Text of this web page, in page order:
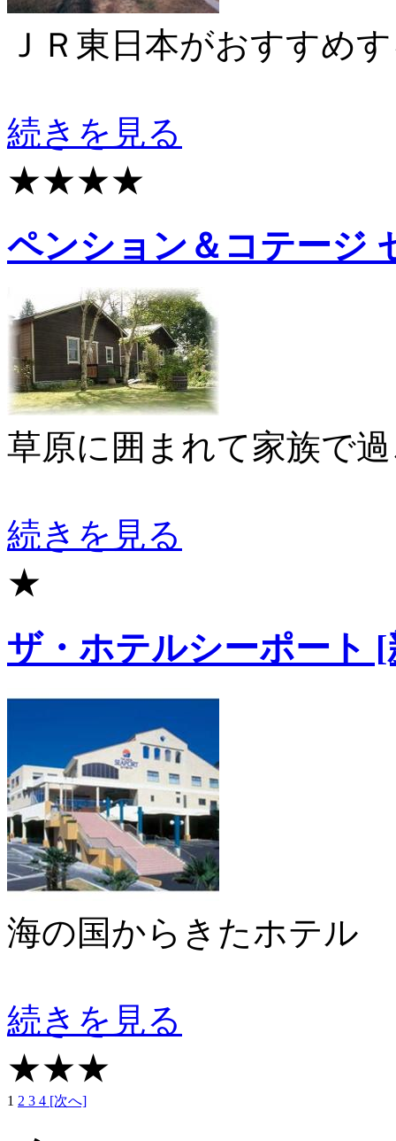
ＪＲ東日本がおすすめ
続きを見る
★★★★
ペンション＆コテージ
草原に囲まれて家族で
続きを見る
★
ザ・ホテルシーポート
海の国からきたホテル
続きを見る
★★★
1 2 3 4 [次へ]